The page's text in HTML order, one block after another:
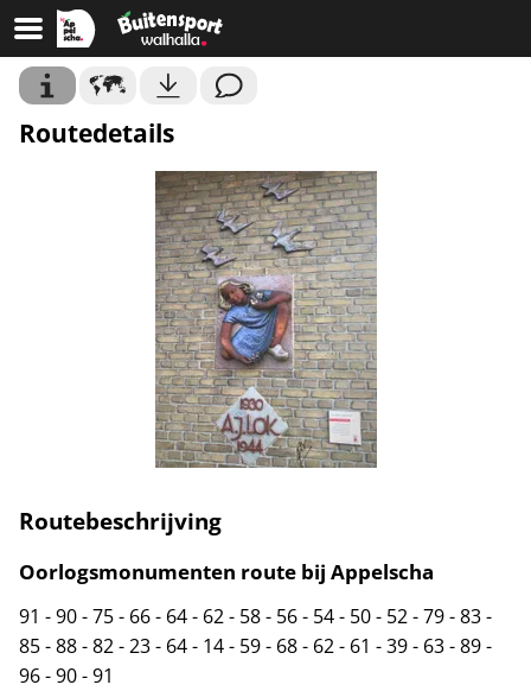
Routedetails
Routebeschrijving
Oorlogsmonumenten route bij Appelscha
91 -90-75- 66- 64- 62- 58- 56- 54- 50- 52-79-83-
85-88-82-23- 64- 14- 59- 68- 62- 61 -39- 63-89-
96-90-91